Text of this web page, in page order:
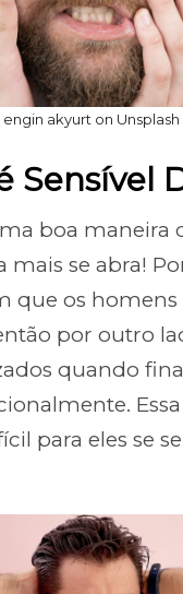
engin akyurt on Unsplash
Sensível
boa maneira
mais se abra!
que os
por outro
quando
para eles se